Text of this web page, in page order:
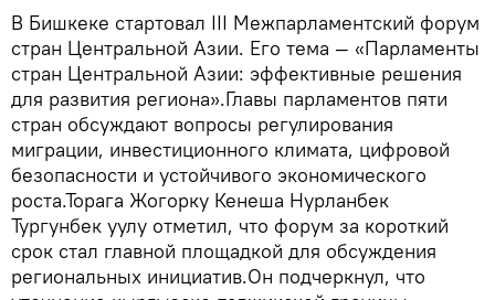
В Бишкеке стартовал III Межпарламентский форум
стран Центральной Азии. Его тема — «Парламенты
стран Центральной Азии: эффективные решения
для развития региона».Главы парламентов пяти
стран обсуждают вопросы регулирования
миграции, инвестиционного климата, цифровой
безопасности и устойчивого экономического
роста.Торага Жогорку Кенеша Нурланбек
Тургунбек уулу отметил, что форум за короткий
срок стал главной площадкой для обсуждения
региональных инициатив.Он подчеркнул, что